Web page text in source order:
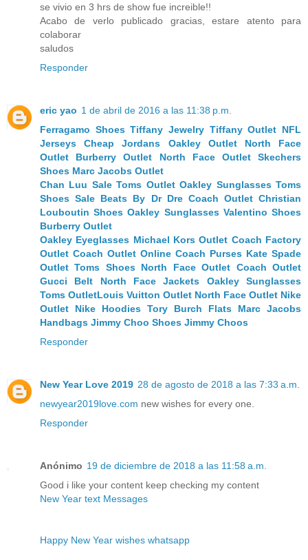
se vivio en 3 hrs de show fue increible!!
Acabo de verlo publicado gracias, estare atento para
colaborar
saludos
Responder
eric yao 1 de abril de 2016 a las 11:38 p.m.
Ferragamo Shoes Tiffany Jewelry Tiffany Outlet NFL
Jerseys
Cheap Jordans Oakley Outlet
North Face
Outlet
Burberry Outlet North Face Outlet
Skechers
Shoes Marc Jacobs Outlet
Chan Luu Sale Toms Outlet Oakley Sunglasses Toms
Shoes Sale Beats By Dr Dre Coach Outlet Christian
Louboutin Shoes Oakley Sunglasses Valentino Shoes
Burberry Outlet
Oakley Eyeglasses Michael Kors Outlet Coach Factory
Outlet Coach Outlet Online Coach Purses Kate Spade
Outlet Toms Shoes North Face Outlet Coach Outlet
Gucci Belt
North Face Jackets
Oakley Sunglasses
Toms OutletLouis Vuitton Outlet North Face Outlet Nike
Outlet
Nike Hoodies Tory Burch Flats
Marc Jacobs
Handbags Jimmy Choo Shoes Jimmy Choos
Responder
New Year Love 2019 28 de agosto de 2018 a las 7:33 a.m.
newyear2019love.com new wishes for every one.
Responder
Anónimo 19 de diciembre de 2018 a las 11:58 a.m.
Good i like your content keep checking my content
New Year text Messages
Happy New Year wishes whatsapp